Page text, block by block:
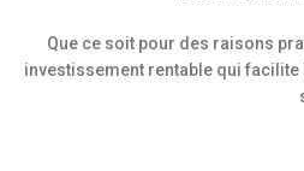
Que ce soit pour des raisons
investissement rentable qui